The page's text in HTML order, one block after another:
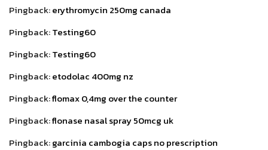
Pingback:erythromycin 250mg canada
Pingback:Testing60
Pingback:Testing60
Pingback:etodolac 400mg nz
Pingback:flomax 0,4mg over the counter
Pingback:flonase nasal spray 50mcg uk
Pingback:garcinia cambogia caps no prescription